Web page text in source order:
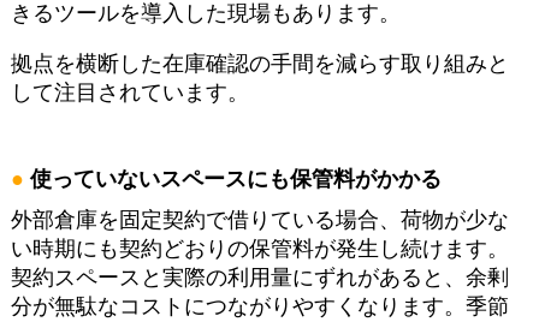
きるツールを導入した現場もあります。
拠点を横断した在庫確認の手間を減らす取り組みと
して注目されています。
使っていないスペースにも保管料がかかる
外部倉庫を固定契約で借りている場合、荷物が少な
い時期にも契約どおりの保管料が発生し続けます。
契約スペースと実際の利用量にずれがあると、余剰
分が無駄なコストにつながりやすくなります。季節